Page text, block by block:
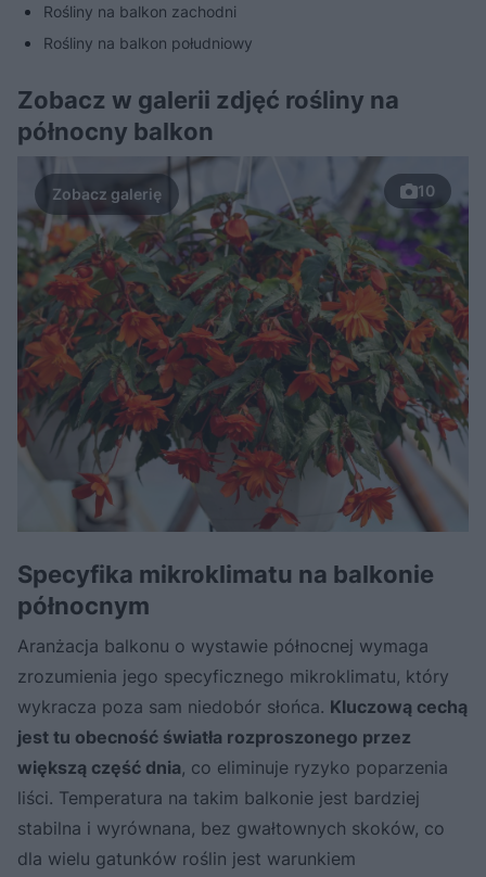
Rośliny na balkon zachodni
Rośliny na balkon południowy
Zobacz w galerii zdjęć rośliny na
północny balkon
10
Specyfika mikroklimatu na balkonie
północnym
Aranżacja balkonu o wystawie północnej wymaga
zrozumienia jego specyficznego mikroklimatu, który
wykracza poza sam niedobór słońca. Kluczową cechą
jest tu obecność światła rozproszonego przez
większą część dnia, co eliminuje ryzyko poparzenia
liści. Temperatura na takim balkonie jest bardziej
stabilna i wyrównana, bez gwałtownych skoków, co
dla wielu gatunków roślin jest warunkiem